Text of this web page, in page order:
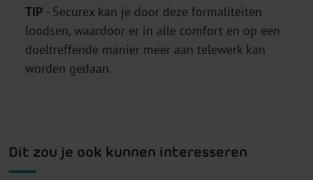
TIP - Securex kan je door deze formaliteiten
loodsen, waardoor er in alle comfort en op een
doeltreffende manier meer aan telewerk kan
worden gedaan.
Dit zou je ook kunnen interesseren